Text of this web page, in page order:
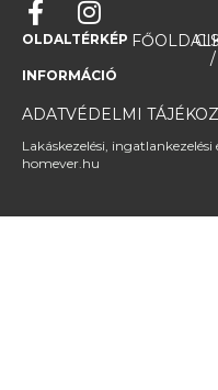
OLDALTÉRKÉP FŐOLDAL
/
INFORMÁCIÓ
ADATVÉDELMI
Lakáskezelési,
homever.hu